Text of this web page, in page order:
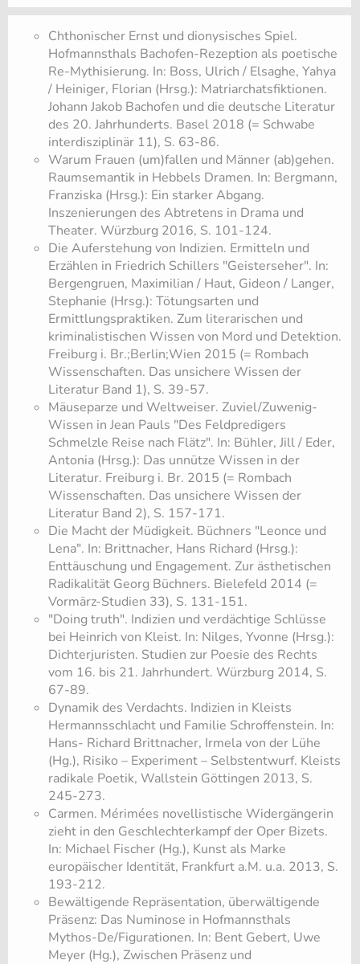
​Chthonischer Ernst und dionysisches Spiel.
Hofmannsthals Bachofen-Rezeption als poetische
Re-Mythisierung. In: Boss, Ulrich / Elsaghe, Yahya
/ Heiniger, Florian (Hrsg.): Matriarchatsfiktionen.
Johann Jakob Bachofen und die deutsche Literatur
des 20. Jahrhunderts. Basel 2018 (= Schwabe
interdisziplinär 11), S. 63-86.
​Warum Frauen (um)fallen und Männer (ab)gehen.
Raumsemantik in Hebbels Dramen. In: Bergmann,
Franziska (Hrsg.): Ein starker Abgang.
Inszenierungen des Abtretens in Drama und
Theater. Würzburg 2016, S. 101-124.
​Die Auferstehung von Indizien. Ermitteln und
Erzählen in Friedrich Schillers "Geisterseher". In:
Bergengruen, Maximilian / Haut, Gideon / Langer,
Stephanie (Hrsg.): Tötungsarten und
Ermittlungspraktiken. Zum literarischen und
kriminalistischen Wissen von Mord und Detektion.
Freiburg i. Br.;Berlin;Wien 2015 (= Rombach
Wissenschaften. Das unsichere Wissen der
Literatur Band 1), S. 39-57.
​Mäuseparze und Weltweiser. Zuviel/Zuwenig-
Wissen in Jean Pauls "Des Feldpredigers
Schmelzle Reise nach Flätz". In: Bühler, Jill / Eder,
Antonia (Hrsg.): Das unnütze Wissen in der
Literatur. Freiburg i. Br. 2015 (= Rombach
Wissenschaften. Das unsichere Wissen der
Literatur Band 2), S. 157-171.
​Die Macht der Müdigkeit. Büchners "Leonce und
Lena". In: Brittnacher, Hans Richard (Hrsg.):
Enttäuschung und Engagement. Zur ästhetischen
Radikalität Georg Büchners. Bielefeld 2014 (=
Vormärz-Studien 33), S. 131-151.
​"Doing truth". Indizien und verdächtige Schlüsse
bei Heinrich von Kleist. In: Nilges, Yvonne (Hrsg.):
Dichterjuristen. Studien zur Poesie des Rechts
vom 16. bis 21. Jahrhundert. Würzburg 2014, S.
67-89.
Dynamik des Verdachts. Indizien in Kleists
Hermannsschlacht und Familie Schroffenstein. In:
Hans- Richard Brittnacher, Irmela von der Lühe
(Hg.), Risiko – Experiment – Selbstentwurf. Kleists
radikale Poetik, Wallstein Göttingen 2013, S.
245-273.
Carmen. Mérimées novellistische Widergängerin
zieht in den Geschlechterkampf der Oper Bizets.
In: Michael Fischer (Hg.), Kunst als Marke
europäischer Identität, Frankfurt a.M. u.a. 2013, S.
193-212.
Bewältigende Repräsentation, überwältigende
Präsenz: Das Numinose in Hofmannsthals
Mythos-De/Figurationen. In: Bent Gebert, Uwe
Meyer (Hg.), Zwischen Präsenz und